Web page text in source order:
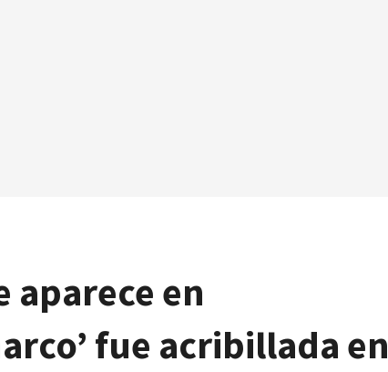
aparece en
fue acribillada en